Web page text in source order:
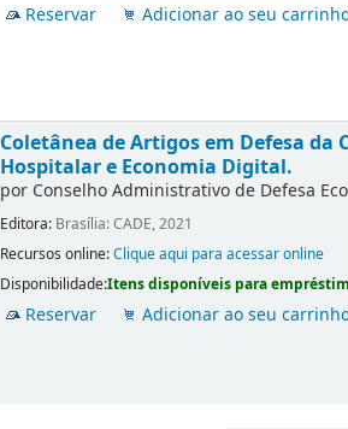
Reservar Adicionar ao seu
Coletânea de Artigos em Defesa da
Hospitalar e Economia Digital.
por Conselho Administrativo de Defesa
Editora: Brasília: CADE, 2021
Recursos online:Clique aqui para acessar online
Disponibilidade:Itens disponíveis para
Reservar Adicionar ao seu